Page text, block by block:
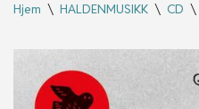
Hjem \ HALDENMUSIKK \ CD \